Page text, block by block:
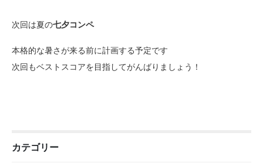
次回は夏の七夕コンペ
本格的な暑さが来る前に計画する予定です
次回もベストスコアを目指してがんばりましょう！
カテゴリー